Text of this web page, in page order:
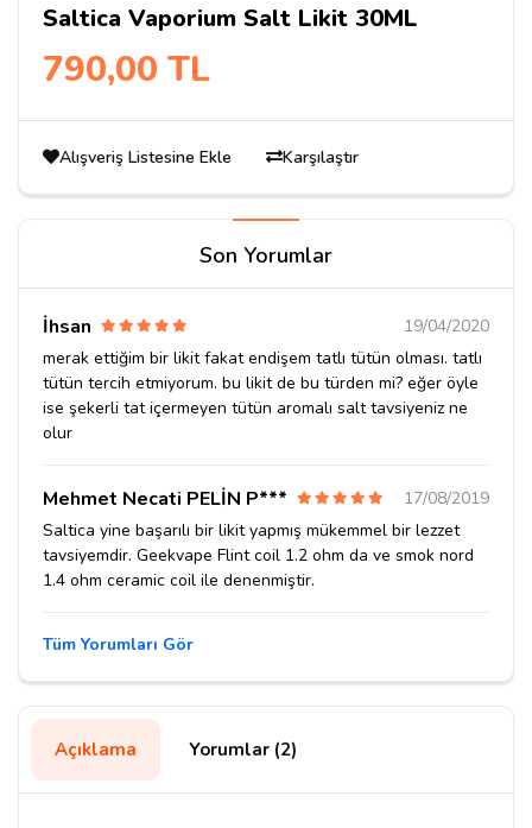
Saltica Vaporium Salt Likit 30ML
790,00 TL
Alışveriş Listesine Ekle Karşılaştır
Son Yorumlar
İhsan
19/04/2020
merak ettiğim bir likit fakat endişem tatlı tütün olması. tatlı
tütün tercih etmiyorum. bu likit de bu türden mi? eğer öyle
ise şekerli tat içermeyen tütün aromalı salt tavsiyeniz ne
olur
Mehmet Necati PELİN P***
17/08/2019
Saltica yine başarılı bir likit yapmış mükemmel bir lezzet
tavsiyemdir. Geekvape Flint coil 1.2 ohm da ve smok nord
1.4 ohm ceramic coil ile denenmiştir.
Tüm Yorumları Gör
Açıklama Yorumlar (2)